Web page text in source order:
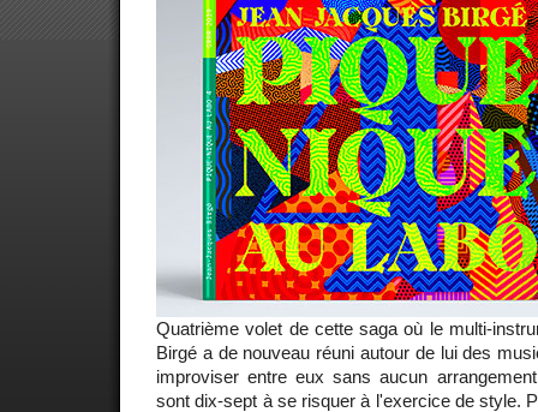
Quatrième volet de cette saga où le multi-
Birgé a de nouveau réuni autour de lui des
improviser entre eux sans aucun
sont dix-sept à se risquer à l'exercice de style.